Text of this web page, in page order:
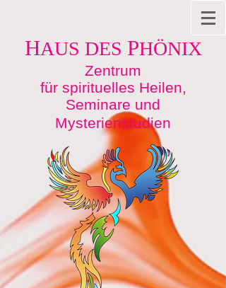
HAUS DES PHÖNIX
Zentrum
für spirituelles Heilen,
Seminare und
Mysterienstudien